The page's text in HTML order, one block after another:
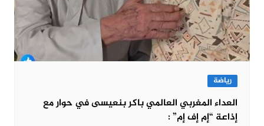
رياضة
العداء المغربي العالمي باكر بنعيسى في حوار مع
إذاعة “إم إف إم” :